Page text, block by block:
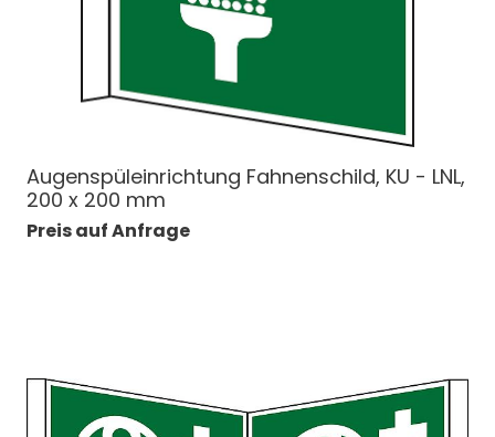
Augenspüleinrichtung Fahnenschild, KU - LNL,
200 x 200 mm
Preis auf Anfrage